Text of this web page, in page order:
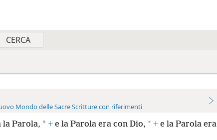
Mondo delle Sacre Scritture con riferimenti
Parola, * +e la Parola era con Dio, * +e la Parola era